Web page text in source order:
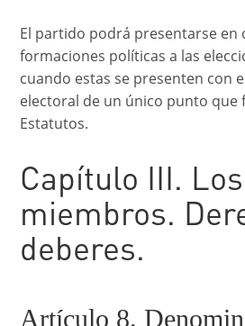
El partido podrá presentarse en
formaciones políticas a las
cuando estas se presenten con
electoral de un único punto que
Estatutos.
Capítulo III. Los
miembros.
deberes.
Artículo 8.